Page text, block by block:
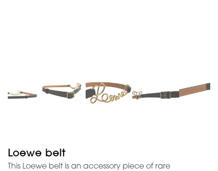
Loewe belt
This Loewe belt is an accessory piece of rare